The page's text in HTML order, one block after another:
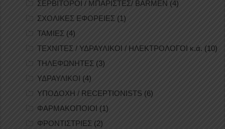
ΣΕΡΒΙΤΟΡΟΙ / ΜΠΑΡΙΣΤΕΣ/ BARMEN (4)
ΣΧΟΛΙΚΕΣ ΕΦΟΡΕΙΕΣ (1)
ΤΑΜΙΕΣ (4)
ΤΕΧΝΙΤΕΣ / ΥΔΡΑΥΛΙΚΟΙ / ΗΛΕΚΤΡΟΛΟΓΟΙ κ.ά. (10)
ΤΗΛΕΦΩΝΗΤΕΣ (3)
ΥΔΡΑΥΛΙΚΟΙ (4)
ΥΠΟΔΟΧΗ / RECEPTIONISTS (6)
ΦΑΡΜΑΚΟΠΟΙΟΙ (1)
ΦΡΟΝΤΙΣΤΡΙΕΣ (2)